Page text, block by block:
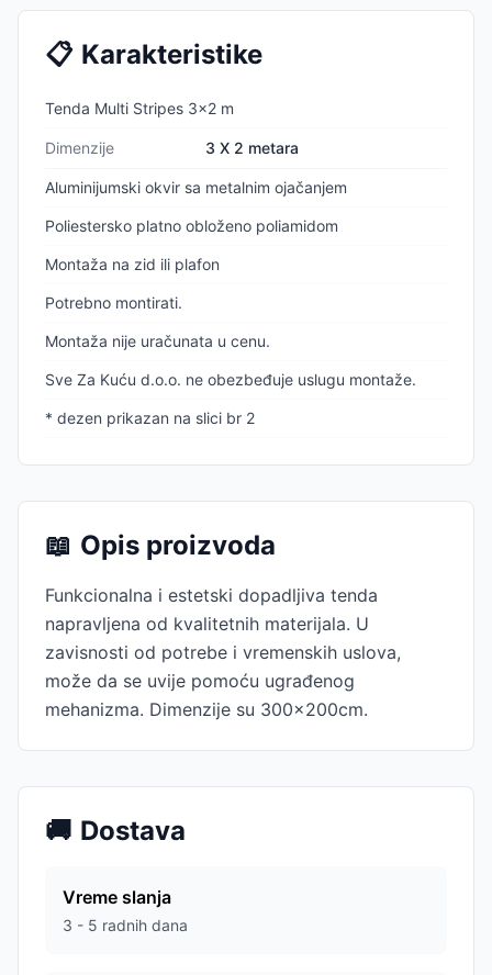
📋 Karakteristike
Tenda Multi Stripes 3x2 m
Dimenzije 3 X 2 metara
Aluminijumski okvir sa metalnim ojačanjem
Poliestersko platno obloženo poliamidom
Montaža na zid ili plafon
Potrebno montirati.
Montaža nije uračunata u cenu.
Sve Za Kuću d.o.o. ne obezbeđuje uslugu montaže.
* dezen prikazan na slici br 2
📖 Opis proizvoda
Funkcionalna i estetski dopadljiva tenda
napravljena od kvalitetnih materijala. U
zavisnosti od potrebe i vremenskih uslova,
može da se uvije pomoću ugrađenog
mehanizma. Dimenzije su 300x200cm.
🚚 Dostava
Vreme slanja
3 - 5 radnih dana